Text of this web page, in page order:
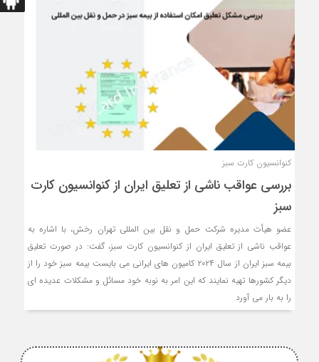
کنوانسیون کارت سبز
بررسی عواقب ناشی از تعلیق ایران از کنوانسیون کارت
سبز
عضو هیأت مدیره شرکت حمل و نقل بین المللی تهران رخش، با اشاره به
عواقب ناشی از تعلیق ایران از کنوانسیون کارت سبز، گفت: در صورت تعلیق
بیمه سبز ایران از سال ۲۰۲۴ کامیون های ایرانی می بایست بیمه سبز خود را از
دیگر کشورها تهیه نمایند که این امر به نوبه خود مسائل و مشکلات عدیده ای
را به بار می آورد